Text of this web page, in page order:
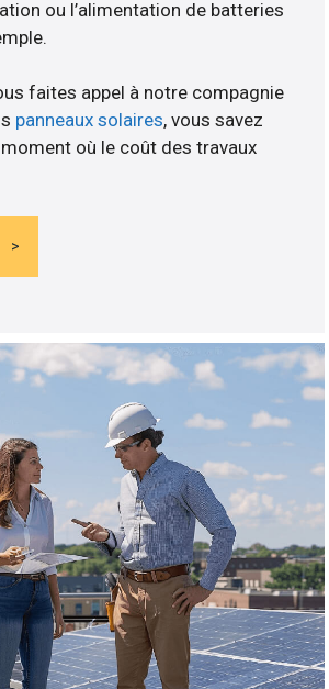
ou l’alimentation de batteries
faites appel à notre compagnie
panneaux solaires, vous savez
où le coût des travaux